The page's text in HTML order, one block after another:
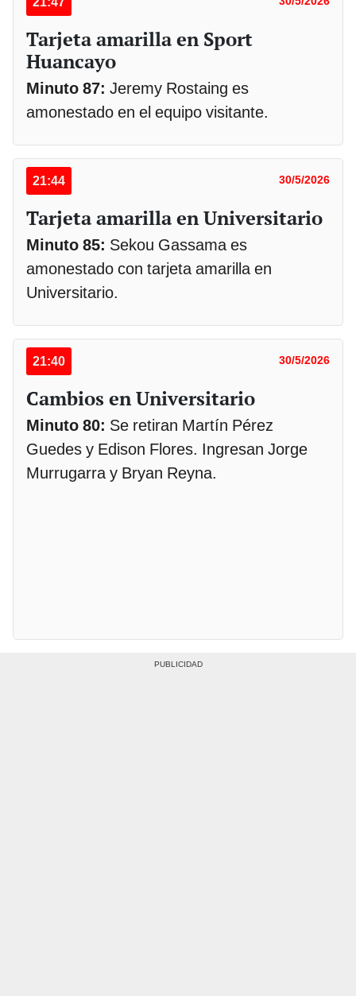
Tarjeta amarilla en Sport
Huancayo
Minuto 87: Jeremy Rostaing es
amonestado en el equipo visitante.
21:44 30/5/2026
Tarjeta amarilla en Universitario
Minuto 85: Sekou Gassama es
amonestado con tarjeta amarilla en
Universitario.
21:40 30/5/2026
Cambios en Universitario
Minuto 80: Se retiran Martín Pérez
Guedes y Edison Flores. Ingresan Jorge
Murrugarra y Bryan Reyna.